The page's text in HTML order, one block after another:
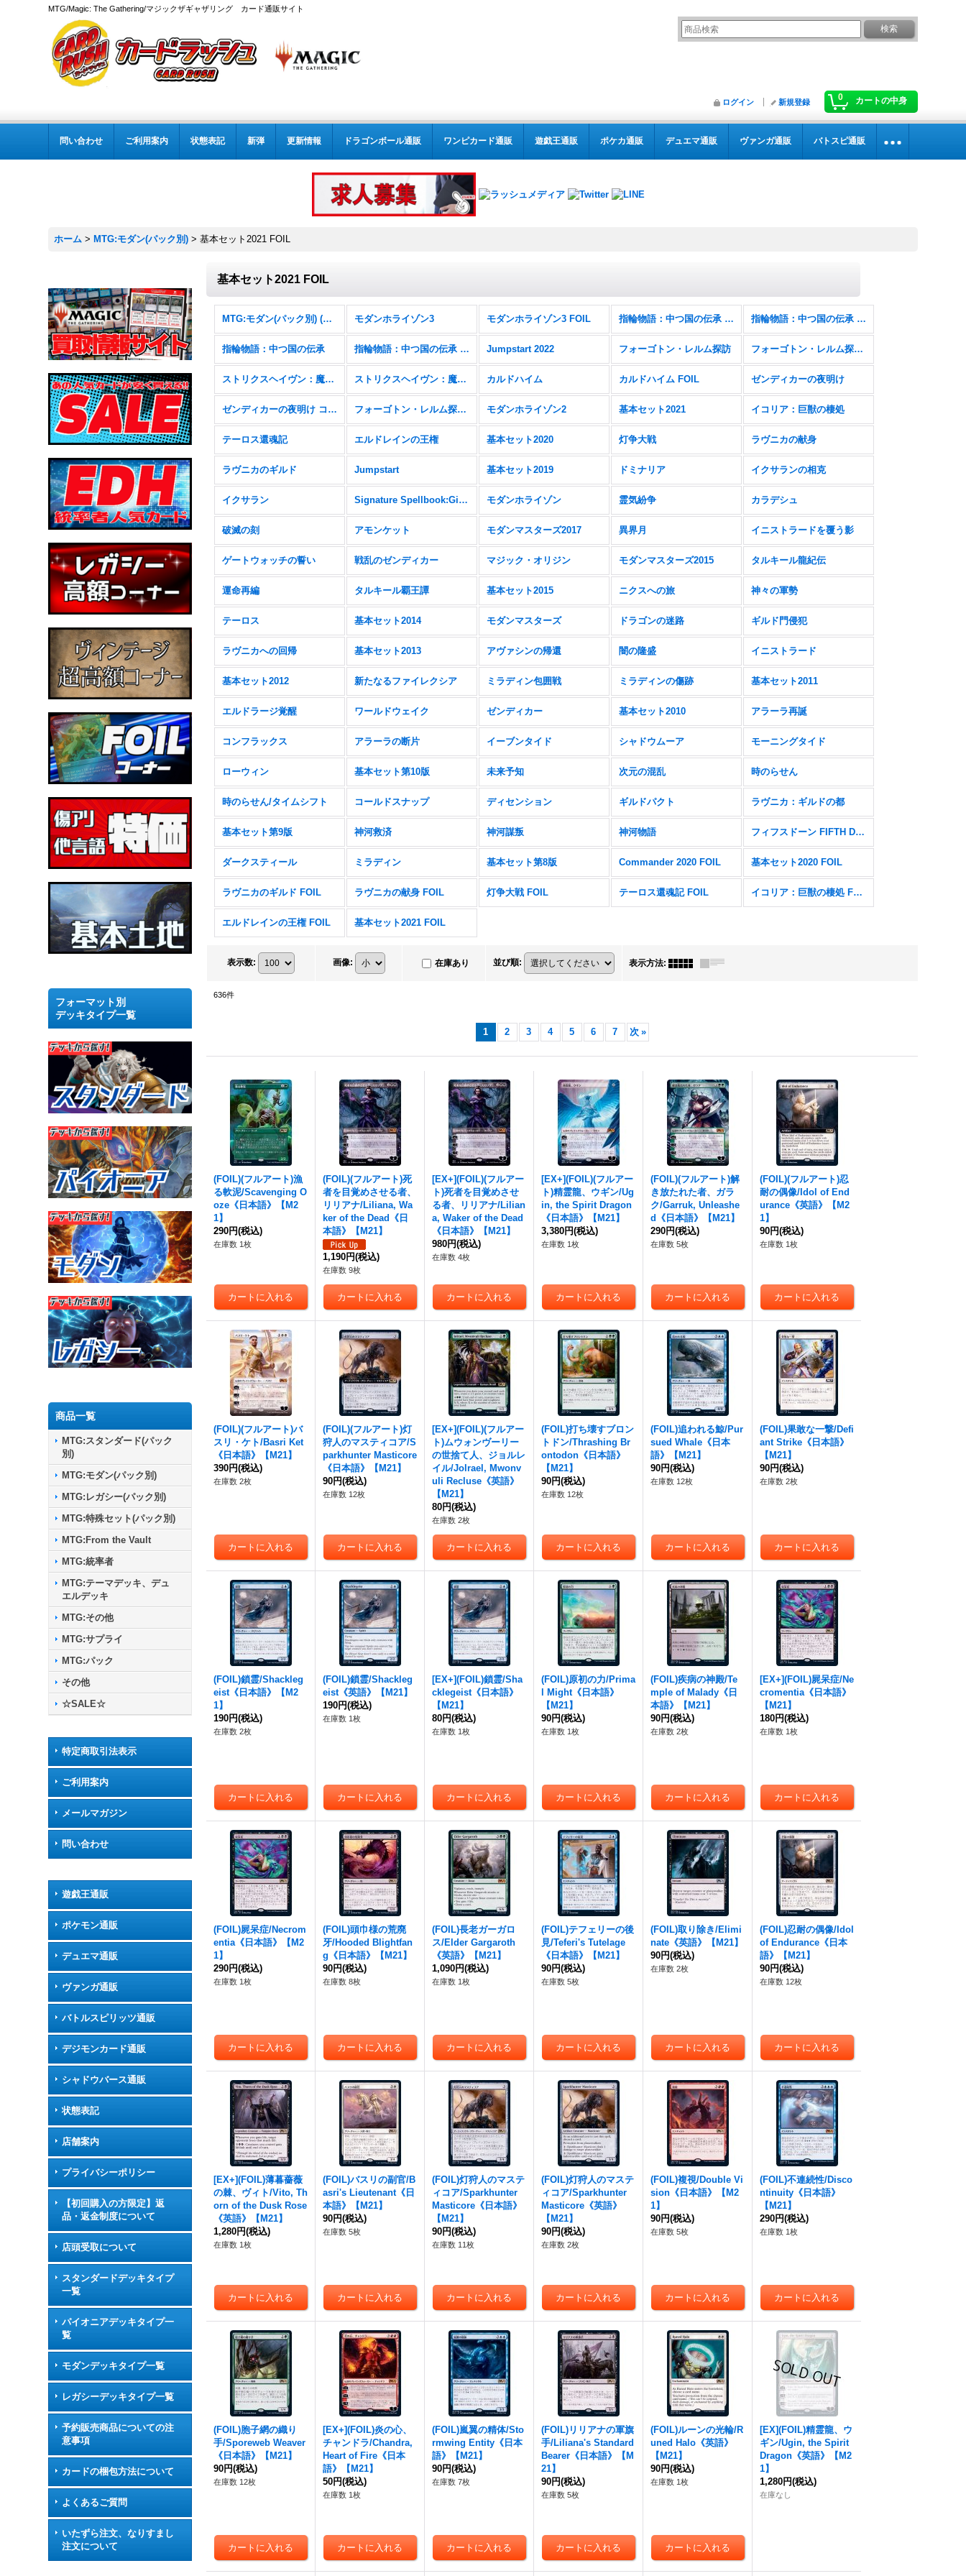
MTG/Magic: The Gathering/マジックザギャザリング カード通販サイト
0 カートの中身
ログイン 新規登録
問い合わせ ご利用案内 状態表記 新弾 更新情報 ドラゴンボール通販 ワンピカード通販 遊戯王通販 ポケカ通販 デュエマ通販 ヴァンガ通販 バトスピ通販
ホーム > MTG:モダン(パック別) > 基本セット2021 FOIL
フォーマット別
デッキタイプ一覧
商品一覧
MTG:スタンダード(パック
別)
MTG:モダン(パック別)
MTG:レガシー(パック別)
MTG:特殊セット(パック別)
MTG:From the Vault
MTG:統率者
MTG:テーマデッキ、デュ
エルデッキ
MTG:その他
MTG:サプライ
MTG:パック
その他
☆SALE☆
特定商取引法表示
ご利用案内
メールマガジン
問い合わせ
遊戯王通販
ポケモン通販
デュエマ通販
ヴァンガ通販
バトルスピリッツ通販
デジモンカード通販
シャドウバース通販
状態表記
店舗案内
プライバシーポリシー
【初回購入の方限定】返
品・返金制度について
店頭受取について
スタンダードデッキタイプ
一覧
パイオニアデッキタイプ一
覧
モダンデッキタイプ一覧
レガシーデッキタイプ一覧
予約販売商品についての注
意事項
カードの梱包方法について
よくあるご質問
いたずら注文、なりすまし
注文について
基本セット2021 FOIL
MTG:モダン(パック別) (全商品) モダンホライゾン3 モダンホライゾン3 FOIL 指輪物語：中つ国の伝承 ホリデーリリース 指輪物語：中つ国の伝承 ホリデーリリース FOIL
指輪物語：中つ国の伝承 指輪物語：中つ国の伝承 FOIL Jumpstart 2022 フォーゴトン・レルム探訪 フォーゴトン・レルム探訪 FOIL
ストリクスヘイヴン：魔法学院 ストリクスヘイヴン：魔法学院 FOIL カルドハイム カルドハイム FOIL ゼンディカーの夜明け
ゼンディカーの夜明け コレクターブースター＆FOIL フォーゴトン・レルム探訪 統率者デッキ モダンホライゾン2 基本セット2021 イコリア：巨獣の棲処
テーロス還魂記 エルドレインの王権 基本セット2020 灯争大戦 ラヴニカの献身
ラヴニカのギルド Jumpstart 基本セット2019 ドミナリア イクサランの相克
イクサラン Signature Spellbook:Gideon モダンホライゾン 霊気紛争 カラデシュ
破滅の刻 アモンケット モダンマスターズ2017 異界月 イニストラードを覆う影
ゲートウォッチの誓い 戦乱のゼンディカー マジック・オリジン モダンマスターズ2015 タルキール龍紀伝
運命再編 タルキール覇王譚 基本セット2015 ニクスへの旅 神々の軍勢
テーロス 基本セット2014 モダンマスターズ ドラゴンの迷路 ギルド門侵犯
ラヴニカへの回帰 基本セット2013 アヴァシンの帰還 闇の隆盛 イニストラード
基本セット2012 新たなるファイレクシア ミラディン包囲戦 ミラディンの傷跡 基本セット2011
エルドラージ覚醒 ワールドウェイク ゼンディカー 基本セット2010 アラーラ再誕
コンフラックス アラーラの断片 イーブンタイド シャドウムーア モーニングタイド
ローウィン 基本セット第10版 未来予知 次元の混乱 時のらせん
時のらせん/タイムシフト コールドスナップ ディセンション ギルドパクト ラヴニカ：ギルドの都
基本セット第9版 神河救済 神河謀叛 神河物語 フィフスドーン FIFTH DAWN
ダークスティール ミラディン 基本セット第8版 Commander 2020 FOIL 基本セット2020 FOIL
ラヴニカのギルド FOIL ラヴニカの献身 FOIL 灯争大戦 FOIL テーロス還魂記 FOIL イコリア：巨獣の棲処 FOIL
エルドレインの王権 FOIL 基本セット2021 FOIL
表示数: 画像: 在庫あり 並び順: 表示方法:
636件
1 2 3 4 5 6 7 次 »
(FOIL)(フルアート)漁
る軟泥/Scavenging O
oze《日本語》【M2
1】
290円(税込)
在庫数 1枚
(FOIL)(フルアート)死
者を目覚めさせる者、
リリアナ/Liliana, Wa
ker of the Dead《日
本語》【M21】
1,190円(税込)
在庫数 9枚
[EX+](FOIL)(フルアー
ト)死者を目覚めさせ
る者、リリアナ/Lilian
a, Waker of the Dead
《日本語》【M21】
980円(税込)
在庫数 4枚
[EX+](FOIL)(フルアー
ト)精霊龍、ウギン/Ug
in, the Spirit Dragon
《日本語》【M21】
3,380円(税込)
在庫数 1枚
(FOIL)(フルアート)解
き放たれた者、ガラ
ク/Garruk, Unleashe
d《日本語》【M21】
290円(税込)
在庫数 5枚
(FOIL)(フルアート)忍
耐の偶像/Idol of End
urance《英語》【M2
1】
90円(税込)
在庫数 1枚
(FOIL)(フルアート)バ
スリ・ケト/Basri Ket
《日本語》【M21】
390円(税込)
在庫数 2枚
(FOIL)(フルアート)灯
狩人のマスティコア/S
parkhunter Masticore
《日本語》【M21】
90円(税込)
在庫数 12枚
[EX+](FOIL)(フルアー
ト)ムウォンヴーリー
の世捨て人、ジョルレ
イル/Jolrael, Mwonv
uli Recluse《英語》
【M21】
80円(税込)
在庫数 2枚
(FOIL)打ち壊すブロン
トドン/Thrashing Br
ontodon《日本語》
【M21】
90円(税込)
在庫数 12枚
(FOIL)追われる鯨/Pur
sued Whale《日本
語》【M21】
90円(税込)
在庫数 12枚
(FOIL)果敢な一撃/Defi
ant Strike《日本語》
【M21】
90円(税込)
在庫数 2枚
(FOIL)鎖霊/Shackleg
eist《日本語》【M2
1】
190円(税込)
在庫数 2枚
(FOIL)鎖霊/Shackleg
eist《英語》【M21】
190円(税込)
在庫数 1枚
[EX+](FOIL)鎖霊/Sha
cklegeist《日本語》
【M21】
80円(税込)
在庫数 1枚
(FOIL)原初の力/Prima
l Might《日本語》
【M21】
90円(税込)
在庫数 1枚
(FOIL)疾病の神殿/Te
mple of Malady《日
本語》【M21】
90円(税込)
在庫数 2枚
[EX+](FOIL)屍呆症/Ne
cromentia《日本語》
【M21】
180円(税込)
在庫数 1枚
(FOIL)屍呆症/Necrom
entia《日本語》【M2
1】
290円(税込)
在庫数 1枚
(FOIL)頭巾様の荒廃
牙/Hooded Blightfan
g《日本語》【M21】
90円(税込)
在庫数 8枚
(FOIL)長老ガーガロ
ス/Elder Gargaroth
《英語》【M21】
1,090円(税込)
在庫数 1枚
(FOIL)テフェリーの後
見/Teferi's Tutelage
《日本語》【M21】
90円(税込)
在庫数 5枚
(FOIL)取り除き/Elimi
nate《英語》【M21】
90円(税込)
在庫数 2枚
(FOIL)忍耐の偶像/Idol
of Endurance《日本
語》【M21】
90円(税込)
在庫数 12枚
[EX+](FOIL)薄暮薔薇
の棘、ヴィト/Vito, Th
orn of the Dusk Rose
《英語》【M21】
1,280円(税込)
在庫数 1枚
(FOIL)バスリの副官/B
asri's Lieutenant《日
本語》【M21】
90円(税込)
在庫数 5枚
(FOIL)灯狩人のマステ
ィコア/Sparkhunter
Masticore《日本語》
【M21】
90円(税込)
在庫数 11枚
(FOIL)灯狩人のマステ
ィコア/Sparkhunter
Masticore《英語》
【M21】
90円(税込)
在庫数 2枚
(FOIL)複視/Double Vi
sion《日本語》【M2
1】
90円(税込)
在庫数 5枚
(FOIL)不連続性/Disco
ntinuity《日本語》
【M21】
290円(税込)
在庫数 1枚
(FOIL)胞子網の織り
手/Sporeweb Weaver
《日本語》【M21】
90円(税込)
在庫数 12枚
[EX+](FOIL)炎の心、
チャンドラ/Chandra,
Heart of Fire《日本
語》【M21】
50円(税込)
在庫数 1枚
(FOIL)嵐翼の精体/Sto
rmwing Entity《日本
語》【M21】
90円(税込)
在庫数 7枚
(FOIL)リリアナの軍旗
手/Liliana's Standard
Bearer《日本語》【M
21】
90円(税込)
在庫数 5枚
(FOIL)ルーンの光輪/R
uned Halo《英語》
【M21】
90円(税込)
在庫数 1枚
[EX](FOIL)精霊龍、ウ
ギン/Ugin, the Spirit
Dragon《英語》【M2
1】
1,280円(税込)
在庫なし